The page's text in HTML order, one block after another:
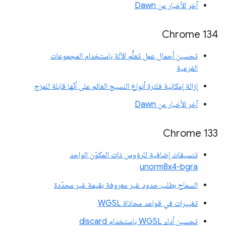
آخر الأخبار من Dawn
‫Chrome 134
تحسين أحمال عمل تعلُّم الآلة باستخدام المجموعات
الفرعية
إزالة إمكانية فلترة أنواع النسيج العائم على أنّها قابلة للمزج
آخر الأخبار من Dawn
‫Chrome 133
تنسيقات إضافية للرؤوس ذات المكوّن الواحد
unorm8x4-bgra
السماح بطلب حدود غير معروفة بقيمة غير محدّدة
تغييرات في قواعد محاذاة WGSL
تحسين أداء WGSL باستخدام discard